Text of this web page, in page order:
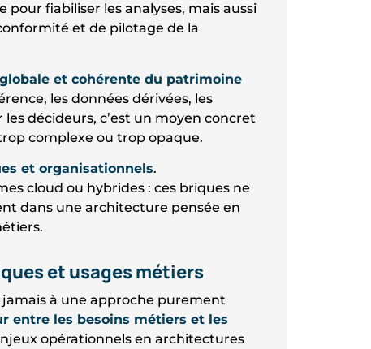
fiabiliser les analyses, mais aussi
et de pilotage de la
et cohérente du patrimoine
les données dérivées, les
décideurs, c’est un moyen concret
complexe ou trop opaque.
et organisationnels.
cloud ou hybrides : ces briques ne
dans une architecture pensée en
et usages métiers
à une approche purement
entre les besoins métiers et les
opérationnels en architectures